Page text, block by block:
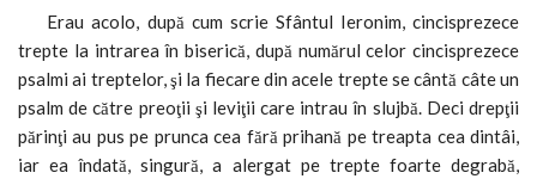
Erau acolo, după cum scrie Sfântul Ieronim, cincisprezece
trepte la intrarea în biserică, după numărul celor cincisprezece
psalmi ai treptelor, şi la fiecare din acele trepte se cântă câte un
psalm de către preoţii şi leviţii care intrau în slujbă. Deci drepţii
părinţi au pus pe prunca cea fără prihană pe treapta cea dintâi,
iar ea îndată, singură, a alergat pe trepte foarte degrabă,